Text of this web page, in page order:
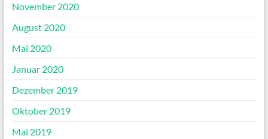
November 2020
August 2020
Mai 2020
Januar 2020
Dezember 2019
Oktober 2019
Mai 2019